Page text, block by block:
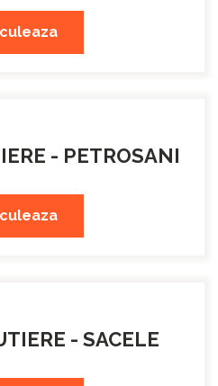
- PETROSANI
- SACELE